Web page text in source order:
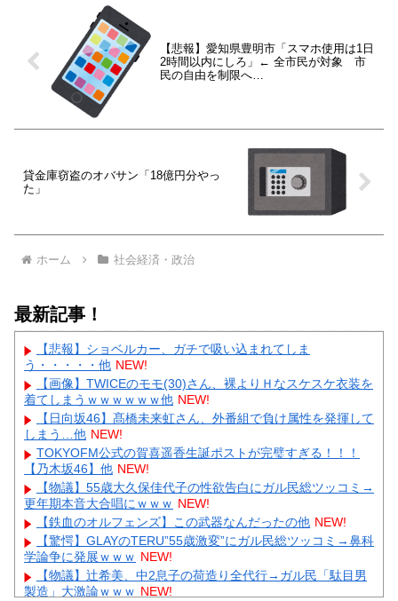
【悲報】愛知県豊明市「スマホ使用は1日
2時間以内にしろ」← 全市民が対象 市
民の自由を制限へ
貸金庫窃盗のオバサン「18億円分やっ
た」
ホーム 社会経済・政治
最新記事！
【悲報】ショベルカー、ガチで吸い込まれてしま
う・・・・・他 NEW!
【画像】TWICEのモモ(30)さん、裸よりＨなスケスケ衣装を
着てしまうｗｗｗｗｗｗ他 NEW!
【日向坂46】髙橋未来虹さん、外番組で負け属性を発揮して
しまう…他 NEW!
TOKYOFM公式の賀喜遥香生誕ポストが完璧すぎる！！！
【乃木坂46】他 NEW!
【物議】55歳大久保佳代子の性欲告白にガル民総ツッコミ→
更年期本音大合唱にｗｗｗ NEW!
【鉄血のオルフェンズ】この武器なんだったの他 NEW!
【驚愕】GLAYのTERU”55歳激変”にガル民総ツッコミ→鼻科
学論争に発展ｗｗｗ NEW!
【物議】辻希美、中2息子の荷造り全代行→ガル民「駄目男
製造」大激論ｗｗｗ NEW!